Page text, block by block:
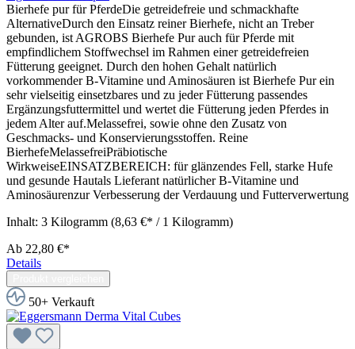
Bierhefe pur für PferdeDie getreidefreie und schmackhafte
AlternativeDurch den Einsatz reiner Bierhefe, nicht an Treber
gebunden, ist AGROBS Bierhefe Pur auch für Pferde mit
empfindlichem Stoffwechsel im Rahmen einer getreidefreien
Fütterung geeignet. Durch den hohen Gehalt natürlich
vorkommender B-Vitamine und Aminosäuren ist Bierhefe Pur ein
sehr vielseitig einsetzbares und zu jeder Fütterung passendes
Ergänzungsfuttermittel und wertet die Fütterung jeden Pferdes in
jedem Alter auf.Melassefrei, sowie ohne den Zusatz von
Geschmacks- und Konservierungsstoffen. Reine
BierhefeMelassefreiPräbiotische
WirkweiseEINSATZBEREICH: für glänzendes Fell, starke Hufe
und gesunde Hautals Lieferant natürlicher B-Vitamine und
Aminosäurenzur Verbesserung der Verdauung und Futterverwertung
Inhalt: 3 Kilogramm (8,63 €* / 1 Kilogramm)
Ab 22,80 €*
Details
50+ Verkauft